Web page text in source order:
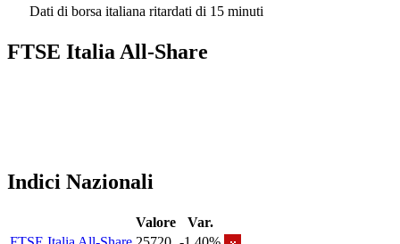
Dati di borsa italiana ritardati di 15 minuti
FTSE Italia All-Share
Indici Nazionali
Valore
Var.